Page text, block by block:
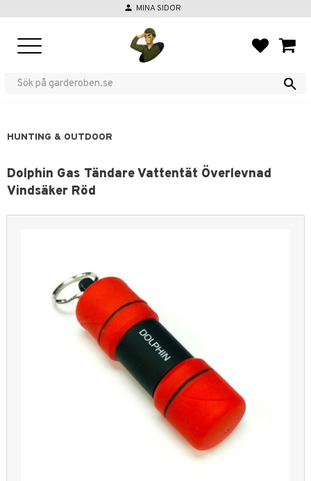
person MINA SIDOR
HUNTING & OUTDOOR
Dolphin Gas Tändare Vattentät Överlevnad
Vindsäker Röd